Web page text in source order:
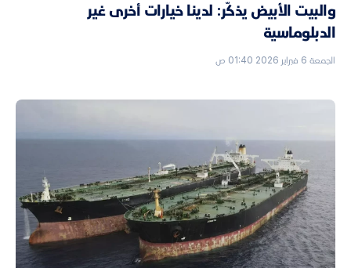
والبيت الأبيض يذكّر: لدينا خيارات أخرى غير
الدبلوماسية
الجمعة 6 فبراير 2026 01:40 ص